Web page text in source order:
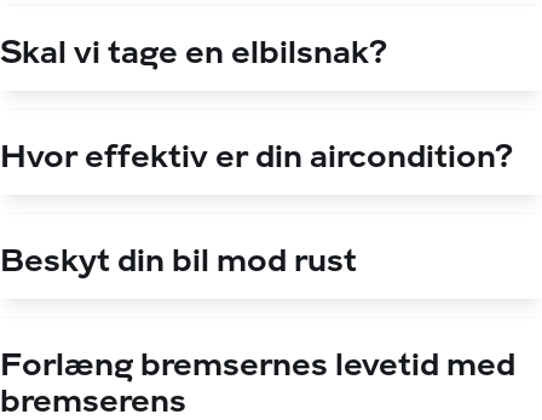
Skal vi tage en elbilsnak?
Hvor effektiv er din aircondition?
Beskyt din bil mod rust
Forlæng bremsernes levetid med
bremserens